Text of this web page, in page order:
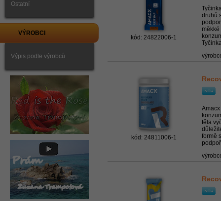
kód: 24822006-1
druhů
kód: 24811006-1
těla
formě
Ostatní
VÝROBCI
Výpis podle výrobců